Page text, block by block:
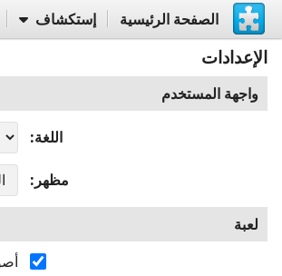
الصفحة الرئيسية إستكشاف
الإعدادات
واجهة المستخدم
اللغة
مظهر
لعبة